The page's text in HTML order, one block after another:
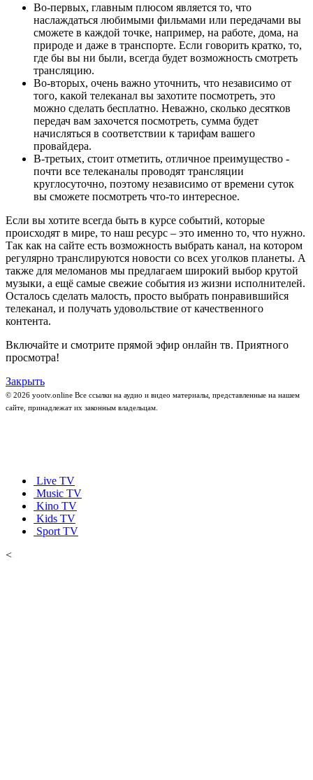
Во-первых, главным плюсом является то, что
наслаждаться любимыми фильмами или передачами вы
сможете в каждой точке, например, на работе, дома, на
природе и даже в транспорте. Если говорить кратко, то,
где бы вы ни были, всегда будет возможность смотреть
трансляцию.
Во-вторых, очень важно уточнить, что независимо от
того, какой телеканал вы захотите посмотреть, это
можно сделать бесплатно. Неважно, сколько десятков
передач вам захочется посмотреть, сумма будет
начисляться в соответствии к тарифам вашего
провайдера.
В-третьих, стоит отметить, отличное преимущество -
почти все телеканалы проводят трансляции
круглосуточно, поэтому независимо от времени суток
вы сможете посмотреть что-то интересное.
Если вы хотите всегда быть в курсе событий, которые
происходят в мире, то наш ресурс – это именно то, что нужно.
Так как на сайте есть возможность выбрать канал, на котором
регулярно транслируются новости со всех уголков планеты. А
также для меломанов мы предлагаем широкий выбор крутой
музыки, а ещё самые свежие события из жизни исполнителей.
Осталось сделать малость, просто выбрать понравившийся
телеканал, и получать удовольствие от качественного
контента.
Включайте и смотрите прямой эфир онлайн тв. Приятного
просмотра!
Закрыть
© 2026 yootv.online Все ссылки на аудио и видео материалы, представленные на нашем
сайте, принадлежат их законным владельцам.
Live TV
Music TV
Kino TV
Kids TV
Sport TV
<